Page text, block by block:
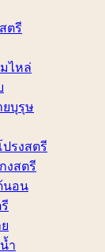
ตรี
ไหล่
ยบุรุษ
รงสตรี
งสตรี
นอน
ำ